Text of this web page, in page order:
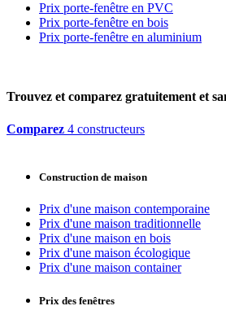
Prix porte-fenêtre en PVC
Prix porte-fenêtre en bois
Prix porte-fenêtre en aluminium
Trouvez et comparez gratuitement et
Comparez 4 constructeurs
Construction de maison
Prix d'une maison contemporaine
Prix d'une maison traditionnelle
Prix d'une maison en bois
Prix d'une maison écologique
Prix d'une maison container
Prix des fenêtres